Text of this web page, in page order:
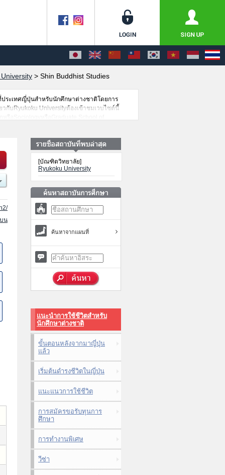
> Shin Buddhist Studies
ประเทศญี่ปุ่นสำหรับนักศึกษาต่างชาติโดยการ
กับRyukoku Universityต้องเข้าชมเวบไซต์นี้
น
[บัณฑิตวิทยาลัย]
Ryukoku University
ค้นหาจากแผนที่
แนะนำการใช้ชีวิตสำหรับ
นักศึกษาต่างชาติ
ขั้นตอนหลังจากมาญี่ปุ่น
แล้ว
เริ่มต้นดำรงชีวิตในญี่ปุ่น
แนะแนวการใช้ชีวิต
การสมัครขอรับทุนการ
ศึกษา
การทำงานพิเศษ
วีซ่า